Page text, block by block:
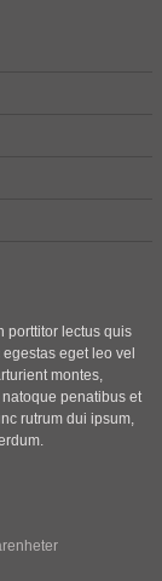
porttitor lectus quis
eget leo vel
montes,
penatibus et
rutrum dui ipsum,